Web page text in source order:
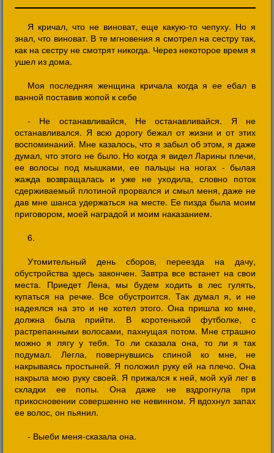
Я кричал, что не виноват, еще какую-то чепуху. Но я
знал, что виноват. В те мгновения я смотрел на сестру так,
как на сестру не смотрят никогда. Через некоторое время я
ушел из дома.
Моя последняя женщина кричала когда я ее ебал в
ванной поставив жопой к себе
- Не останавливайся, Не останавливайся. Я не
останавливался. Я всю дорогу бежал от жизни и от этих
воспоминаний. Мне казалось, что я забыл об этом, я даже
думал, что этого не было. Но когда я видел Ларины плечи,
ее волосы под мышками, ее пальцы на ногах - былая
жажда возвращалась и уже не уходила, словно поток
сдерживаемый плотиной прорвался и смыл меня, даже не
дав мне шанса удержаться на месте. Ее пизда была моим
приговором, моей наградой и моим наказанием.
6.
Утомительный день сборов, переезда на дачу,
обустройства здесь закончен. Завтра все встанет на свои
места. Приедет Лена, мы будем ходить в лес гулять,
купаться на речке. Все обустроится. Так думал я, и не
надеялся на это и не хотел этого. Она пришла ко мне,
должна была прийти. В коротенькой футболке, с
растрепанными волосами, пахнущая потом. Мне страшно
можно я лягу у тебя. То ли сказала она, то ли я так
подумал. Легла, повернувшись спиной ко мне, не
накрываясь простыней. Я положил руку ей на плечо. Она
накрыла мою руку своей. Я прижался к ней, мой хуй лег в
складки ее попы. Она даже не вздрогнула при
прикосновении совершенно не невинном. Я вдохнул запах
ее волос, он пьянил.
- Выеби меня-сказала она.